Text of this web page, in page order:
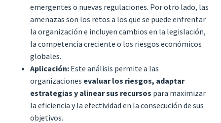
emergentes o nuevas regulaciones. Por otro lado, las
amenazas son los retos a los que se puede enfrentar
la organización e incluyen cambios en la legislación,
la competencia creciente o los riesgos económicos
globales.
Aplicación: Este análisis permite a las
organizaciones evaluar los riesgos, adaptar
estrategias y alinear sus recursos para maximizar
la eficiencia y la efectividad en la consecución de sus
objetivos.